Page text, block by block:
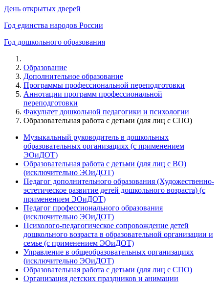
День открытых дверей
Год единства народов России
Год дошкольного образования
Образование
Дополнительное образование
Программы профессиональной переподготовки
Аннотации программ профессиональной
переподготовки
Факультет дошкольной педагогики и психологии
Образовательная работа с детьми (для лиц с СПО)
Музыкальный руководитель в дошкольных
образовательных организациях (с применением
ЭОиДОТ)
Образовательная работа с детьми (для лиц с ВО)
(исключительно ЭОиДОТ)
Педагог дополнительного образования (Художественно-
эстетическое развитие детей дошкольного возраста) (с
применением ЭОиДОТ)
Педагог профессионального образования
(исключительно ЭОиДОТ)
Психолого-педагогическое сопровождение детей
дошкольного возраста в образовательной организации и
семье (с применением ЭОиДОТ)
Управление в общеобразовательных организациях
(исключительно ЭОиДОТ)
Образовательная работа с детьми (для лиц с СПО)
Организация детских праздников и анимации